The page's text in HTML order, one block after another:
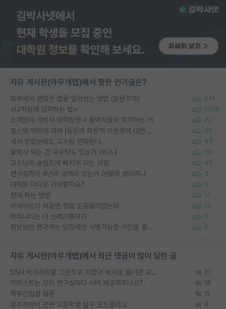
자유 게시판(아무개랩)에서 핫한 인기글은?
외부에서 괜찮은 랩을 알아보는 방법 (장문주의) 274
<대학원에 입학하는 법> 1388
소재분야 석박사 대학원생 + 물박사들이 착각하는 거 72
포스텍 억까에 대해 (동문의 학문적 아웃풋에 대한 반박) 50
석사 받았는데도 교수랑 연락한다. 43
물박사 되는 건 교수탓도 있는거 아니냐 29
교수님이 슬럼프에 빠지게 되는 과정 40
연구실적이 4년의 공백이 있는거 어떻게 생각하냐 3
대학원 어디로 가야할까요? 5
편애 하는 방법 12
이사이트가 처음엔 정말 도움많이됐는데 13
커뮤니티는 다 쓰레기통이지 5
정보보안 연구하는 입장에선 식별가능한 사진을 올리는건 비추이긴함 5
자유 게시판(아무개랩)에서 최근 댓글이 많이 달린 글
SSH 박사과정을 그만두고 지방대 박사로 옮기면 교수의 꿈은 끝일까요? 21
카이스트는 모든 연구실마다 서버 제공해주나요? 15
학부신입생 질문 12
알츠하이머 관련 고등학생 탐구 포트폴리오 9